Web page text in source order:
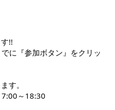
!!
に『参加ボタン』をクリッ
す。
～18:30